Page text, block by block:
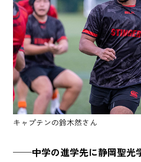
キャプテンの鈴木然さん
──中学の進学先に静岡聖光